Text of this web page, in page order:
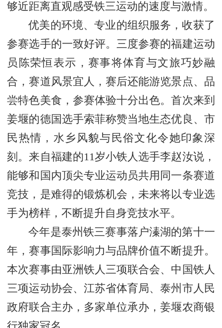
够近距离直观感受铁三运动的速度与激情。
优美的环境、专业的组织服务，收获了
参赛选手的一致好评。三度参赛的福建运动
员陈荣恒表示，赛事将体育与文旅巧妙融
合，赛道风景宜人，赛后还能游览景点、品
尝特色美食，参赛体验十分出色。首次来到
姜堰的德国选手索菲称赞当地生态优良、市
民热情， 水乡风貌与民俗文化令她印象深
刻。来自福建的11岁小铁人选手李赵汝说，
能够和国内顶尖专业运动员共用同一条赛道
竞技，是难得的锻炼机会，未来将以专业选
手为榜样，不断提升自身竞技水平。
今年是泰州铁三赛事落户溱湖的第十一
年，赛事国际影响力与品牌价值不断提升。
本次赛事由亚洲铁人三项联合会、中国铁人
三项运动协会、江苏省体育局、泰州市人民
政府联合主办，多家单位承办，姜堰农商银